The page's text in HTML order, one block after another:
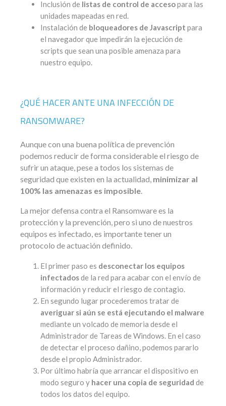
Inclusión de listas de control de accesopara las
unidades mapeadas en red.
Instalación de bloqueadores de Javascript para
el navegador que impedirán la ejecución de
scripts que sean una posible amenaza para
nuestro equipo.
¿QUÉ HACER ANTE UNA INFECCIÓN DE
RANSOMWARE?
Aunque con una buena política de prevención
podemos reducir de forma considerable el riesgo de
sufrir un ataque, pese a todos los sistemas de
seguridad que existen en la actualidad, minimizar al
100% las amenazas es imposible.
La mejor defensa contra el Ransomware es la
protección y la prevención, pero si uno de nuestros
equipos es infectado, es importante tener un
protocolo de actuación definido.
El primer paso es desconectar los equipos
infectadosde la red para acabar con el envío de
información y reducir el riesgo de contagio.
En segundo lugar procederemos tratar de
averiguar si aún se está ejecutando el malware
mediante un volcado de memoria desde el
Administrador de Tareas de Windows. En el caso
de detectar el proceso dañino, podemos pararlo
desde el propio Administrador.
Por último habría que arrancar el dispositivo en
modo seguro y hacer una copia de seguridad de
todos los datos del equipo.